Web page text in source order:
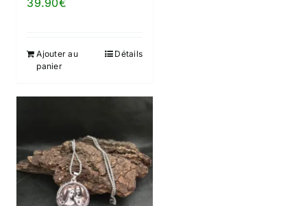
39.90€
Ajouter au
panier
Détails